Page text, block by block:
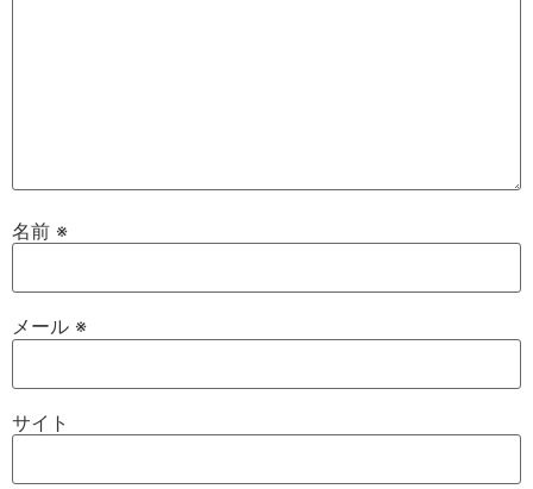
名前 ※
メール ※
サイト